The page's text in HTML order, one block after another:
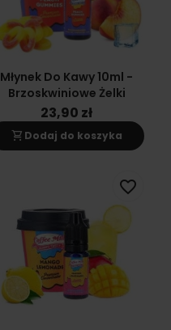
Młynek Do Kawy 10ml -
Brzoskwiniowe Żelki
23,90 zł
shopping_cart Dodaj do koszyka
favorite_border